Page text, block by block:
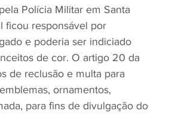
Polícia Militar em Santa
ficou responsável por
e poderia ser indiciado
de cor. O artigo 20 da
de reclusão e multa para
ornamentos,
para fins de divulgação do